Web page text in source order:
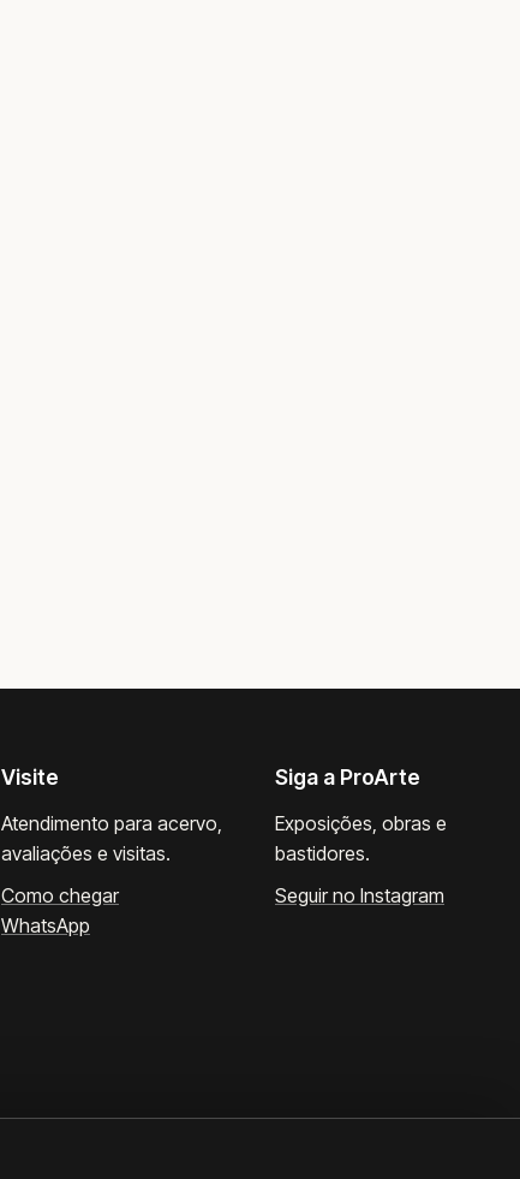
Visite
Atendimento para acervo,
avaliações e visitas.
Como chegar
WhatsApp
Siga a ProArte
Exposições, obras e
bastidores.
Seguir no Instagram